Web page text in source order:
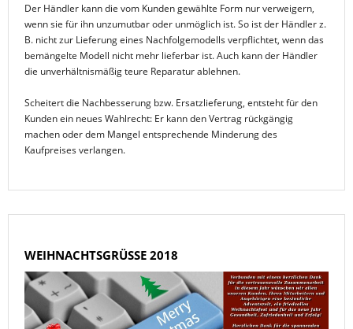
Der Händler kann die vom Kunden gewählte Form nur verweigern,
wenn sie für ihn unzumutbar oder unmöglich ist. So ist der Händler z.
B. nicht zur Lieferung eines Nachfolgemodells verpflichtet, wenn das
bemängelte Modell nicht mehr lieferbar ist. Auch kann der Händler
die unverhältnismäßig teure Reparatur ablehnen.
Scheitert die Nachbesserung bzw. Ersatzlieferung, entsteht für den
Kunden ein neues Wahlrecht: Er kann den Vertrag rückgängig
machen oder dem Mangel entsprechende Minderung des
Kaufpreises verlangen.
WEIHNACHTSGRÜSSE 2018